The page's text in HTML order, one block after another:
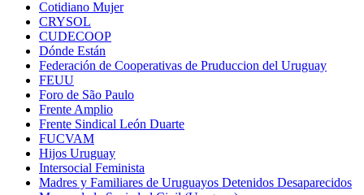
Cotidiano Mujer
CRYSOL
CUDECOOP
Dónde Están
Federación de Cooperativas de Pruduccion del Uruguay
FEUU
Foro de São Paulo
Frente Amplio
Frente Sindical León Duarte
FUCVAM
Hijos Uruguay
Intersocial Feminista
Madres y Familiares de Uruguayos Detenidos Desaparecidos